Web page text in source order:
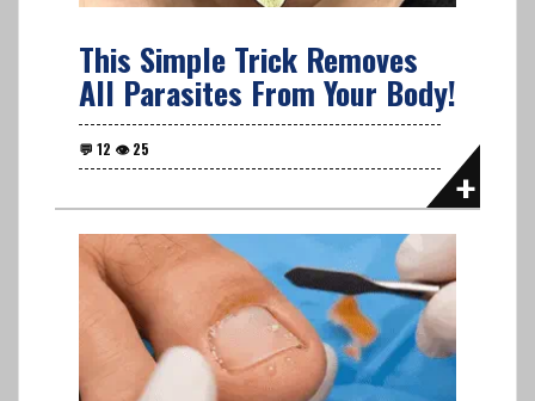
This Simple Trick Removes
All Parasites From Your Body!